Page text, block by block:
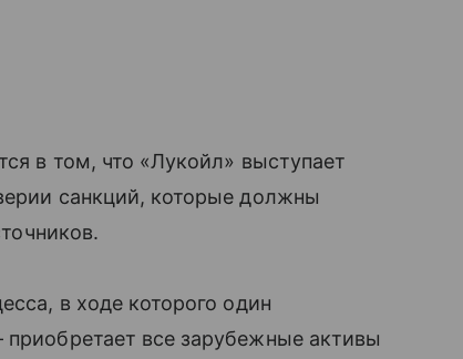
в том, что «Лукойл» выступает
санкций, которые должны
в ходе которого один
все зарубежные активы